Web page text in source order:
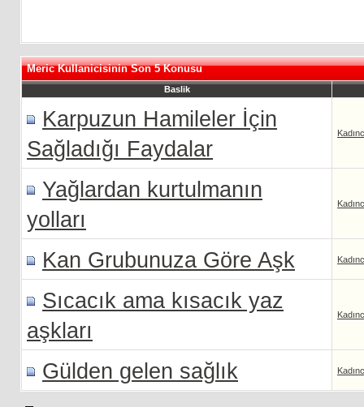
Meric Kullanicisinin Son 5 Konusu
Baslik
Karpuzun Hamileler İçin
Sağladığı Faydalar
Yağlardan kurtulmanın
yolları
Kan Grubunuza Göre Aşk
Sıcacık ama kısacık yaz
aşkları
Gülden gelen sağlık